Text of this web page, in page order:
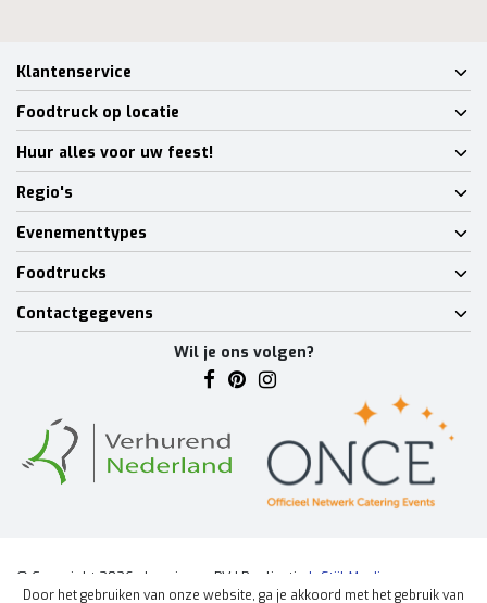
Klantenservice
Foodtruck op locatie
Huur alles voor uw feest!
Regio's
Evenementtypes
Foodtrucks
Contactgegevens
Wil je ons volgen?
© Copyright 2026 - Lumineux BV | Realisatie
InStijl Media
Door het gebruiken van onze website, ga je akkoord met het gebruik van